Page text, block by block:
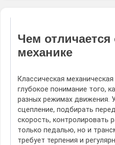
Чем отличается
механике
Классическая
глубокое понимание того,
разных режимах движения.
сцепление, подбирать
скорость, контролировать
только педалью, но и
требует терпения и